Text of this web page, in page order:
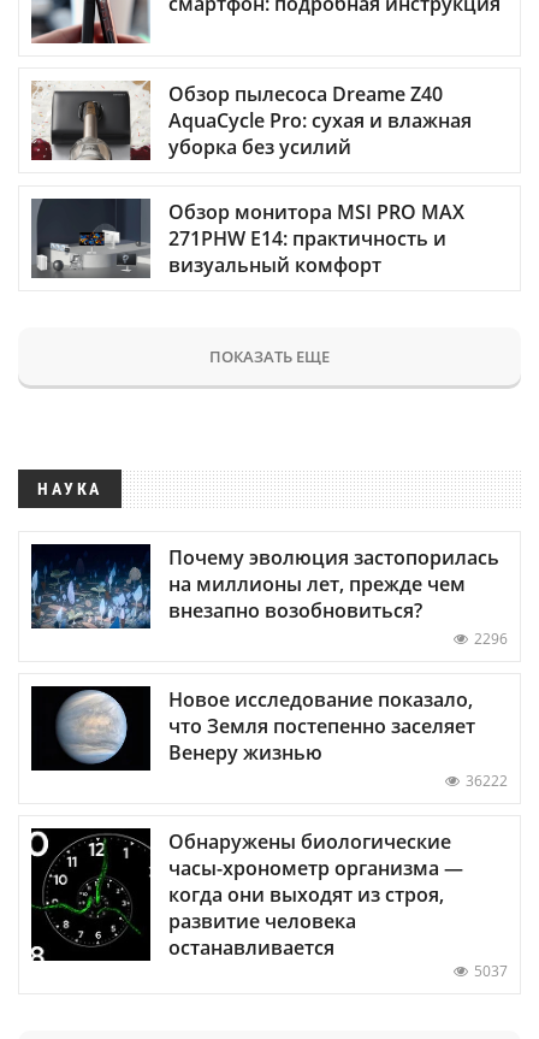
Обзор пылесоса Dreame Z40
AquaCycle Pro: сухая и влажная
уборка без усилий
Обзор монитора MSI PRO MAX
271PHW E14: практичность и
визуальный комфорт
ПОКАЗАТЬ ЕЩЕ
НАУКА
Почему эволюция застопорилась
на миллионы лет, прежде чем
внезапно возобновиться?
2296
Новое исследование показало,
что Земля постепенно заселяет
Венеру жизнью
36222
Обнаружены биологические
часы-хронометр организма —
когда они выходят из строя,
развитие человека
останавливается
5037